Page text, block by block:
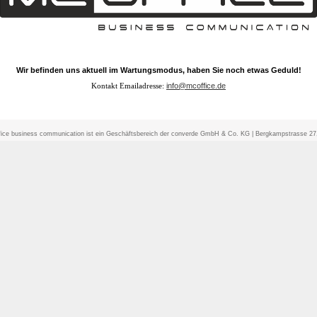
Wir befinden uns aktuell im Wartungsmodus, haben Sie noch etwas Geduld!
Kontakt Emailadresse: info@mcoffice.de
business communication ist ein Geschäftsbereich der converde GmbH & Co. KG Bergkampstrasse